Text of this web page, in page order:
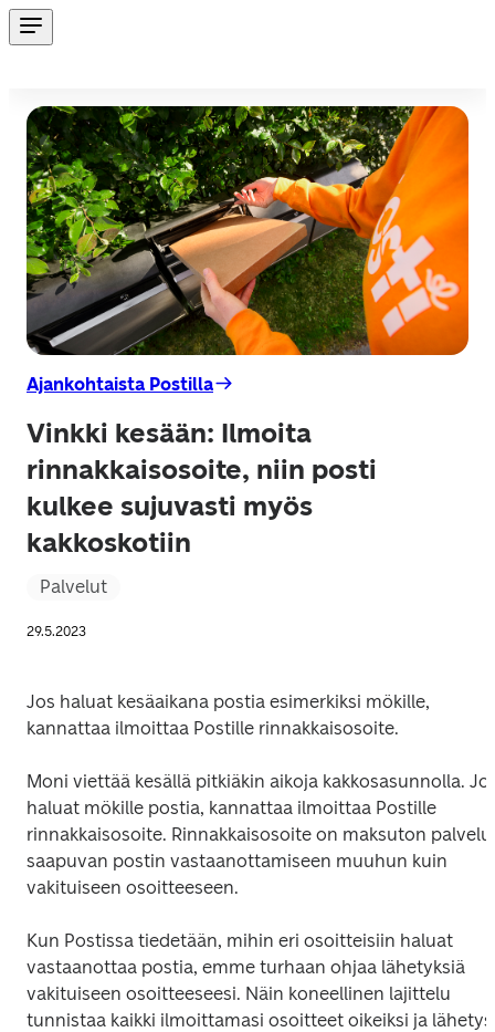
Ajankohtaista Postilla
Vinkki kesään: Ilmoita
rinnakkaisosoite, niin posti
kulkee sujuvasti myös
kakkoskotiin
Palvelut
29.5.2023
Jos haluat kesäaikana postia esimerkiksi mökille,
kannattaa ilmoittaa Postille rinnakkaisosoite.
Moni viettää kesällä pitkiäkin aikoja kakkosasunnolla.
haluat mökille postia, kannattaa ilmoittaa Postille
rinnakkaisosoite. Rinnakkaisosoite on maksuton palvelu
saapuvan postin vastaanottamiseen muuhun kuin
vakituiseen osoitteeseen.
Kun Postissa tiedetään, mihin eri osoitteisiin haluat
vastaanottaa postia, emme turhaan ohjaa lähetyksiä
vakituiseen osoitteeseesi. Näin koneellinen lajittelu
tunnistaa kaikki ilmoittamasi osoitteet oikeiksi ja lähetys